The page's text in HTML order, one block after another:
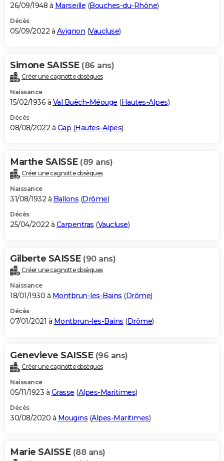
26/09/1948 à Marseille (Bouches-du-Rhône)
Décès
05/09/2022 à Avignon (Vaucluse)
Simone SAISSE (86 ans)
Créer une cagnotte obsèques
Naissance
15/02/1936 à Val Buëch-Méouge (Hautes-Alpes)
Décès
08/08/2022 à Gap (Hautes-Alpes)
Marthe SAISSE (89 ans)
Créer une cagnotte obsèques
Naissance
31/08/1932 à Ballons (Drôme)
Décès
25/04/2022 à Carpentras (Vaucluse)
Gilberte SAISSE (90 ans)
Créer une cagnotte obsèques
Naissance
18/01/1930 à Montbrun-les-Bains (Drôme)
Décès
07/01/2021 à Montbrun-les-Bains (Drôme)
Genevieve SAISSE (96 ans)
Créer une cagnotte obsèques
Naissance
05/11/1923 à Grasse (Alpes-Maritimes)
Décès
30/08/2020 à Mougins (Alpes-Maritimes)
Marie SAISSE (88 ans)